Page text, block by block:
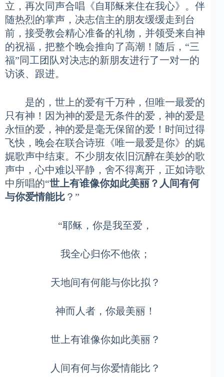
立，再次同声合唱《自耶稣来住在我心》。伴
随热烈的掌声，决志信主的朋友缓缓走到台
前，接受教会精心准备的礼物，并领受来自神
的祝福，把整个晚会推向了高潮！随后，“三
福”同工团队对决志的新朋友进行了一对一的
访谈、跟进。
是的，世上的爱有千万种，但唯一最爱的
只有神！因为神的爱是无条件的爱，神的爱是
永恒的爱，神的爱是毫无保留的爱！时间过得
飞快，晚会在联合诗班《唯一最爱是你》的娓
娓歌声中结束。不少朋友依旧沉醉在美妙的歌
声中，心中难以平静，舍不得离开，正如诗歌
中所唱的“世上有谁像你如此美丽？人间有何
与你爱情能比 ？”
“耶稣，你是我至爱，
我全心归你不他依；
天地间有何能与你比拟？
神而人者，你最美丽！
世上有谁像你如此美丽？
人间有何与你爱情能比？